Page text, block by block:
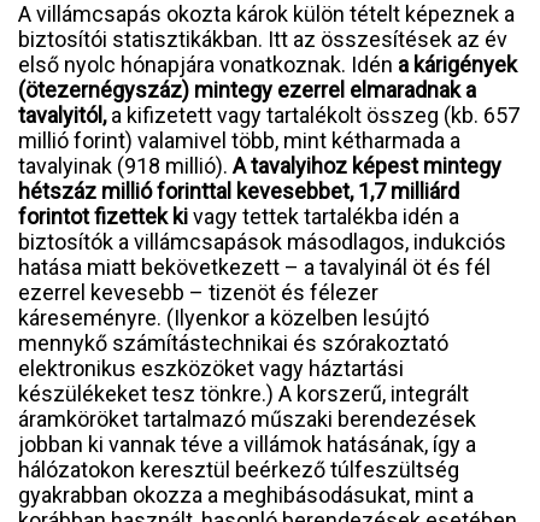
A villámcsapás okozta károk külön tételt képeznek a
biztosítói statisztikákban. Itt az összesítések az év
első nyolc hónapjára vonatkoznak. Idén a kárigények
(ötezernégyszáz) mintegy ezerrel elmaradnak a
tavalyitól,a kifizetett vagy tartalékolt összeg (kb. 657
millió forint) valamivel több, mint kétharmada a
tavalyinak (918 millió).A tavalyihoz képest mintegy
hétszáz millió forinttal kevesebbet, 1,7 milliárd
forintot fizettek kivagy tettek tartalékba idén a
biztosítók a villámcsapások másodlagos, indukciós
hatása miatt bekövetkezett – a tavalyinál öt és fél
ezerrel kevesebb – tizenöt és félezer
káreseményre. (Ilyenkor a közelben lesújtó
mennykő számítástechnikai és szórakoztató
elektronikus eszközöket vagy háztartási
készülékeket tesz tönkre.) A korszerű, integrált
áramköröket tartalmazó műszaki berendezések
jobban ki vannak téve a villámok hatásának, így a
hálózatokon keresztül beérkező túlfeszültség
gyakrabban okozza a meghibásodásukat, mint a